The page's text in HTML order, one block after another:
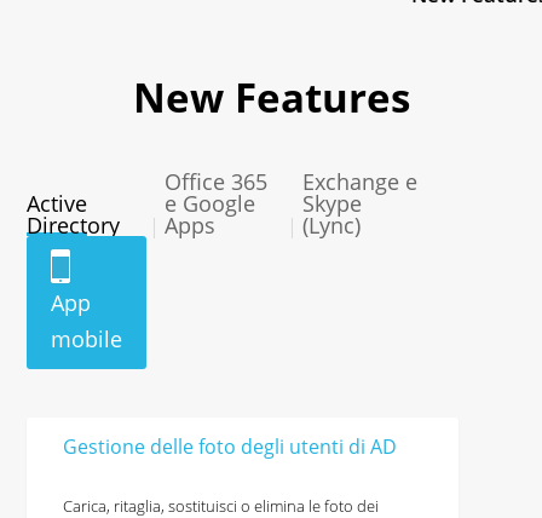
New Features
Active
Directory |
Office 365
e Google
Apps |
Exchange e
Skype
(Lync)
App
mobile
Gestione delle foto degli utenti di AD
Carica, ritaglia, sostituisci o elimina le foto dei